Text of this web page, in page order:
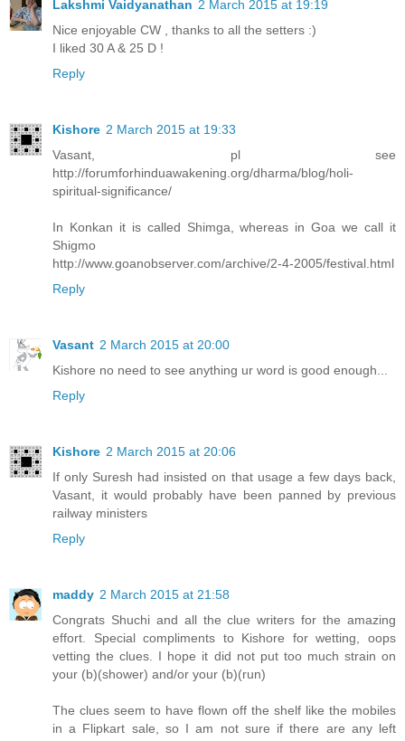
Lakshmi Vaidyanathan 2 March 2015 at 19:19
Nice enjoyable CW , thanks to all the setters :)
I liked 30 A & 25 D !
Reply
Kishore 2 March 2015 at 19:33
Vasant, pl see
http://forumforhinduawakening.org/dharma/blog/holi-
spiritual-significance/
In Konkan it is called Shimga, whereas in Goa we call it
Shigmo
http://www.goanobserver.com/archive/2-4-2005/festival.html
Reply
Vasant 2 March 2015 at 20:00
Kishore no need to see anything ur word is good enough...
Reply
Kishore 2 March 2015 at 20:06
If only Suresh had insisted on that usage a few days back,
Vasant, it would probably have been panned by previous
railway ministers
Reply
maddy 2 March 2015 at 21:58
Congrats Shuchi and all the clue writers for the amazing
effort. Special compliments to Kishore for wetting, oops
vetting the clues. I hope it did not put too much strain on
your (b)(shower) and/or your (b)(run)
The clues seem to have flown off the shelf like the mobiles
in a Flipkart sale, so I am not sure if there are any left